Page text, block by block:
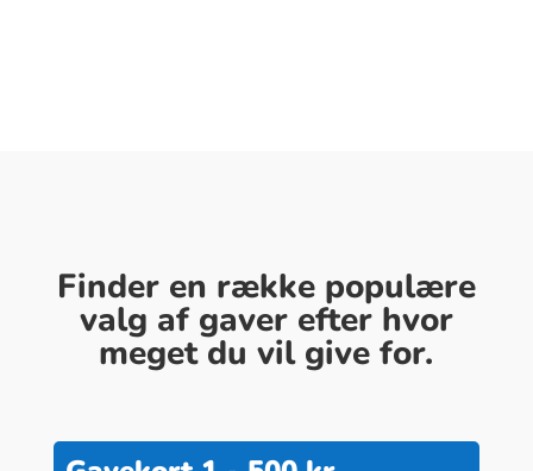
Finder en række populære
valg af gaver efter hvor
meget du vil give for.